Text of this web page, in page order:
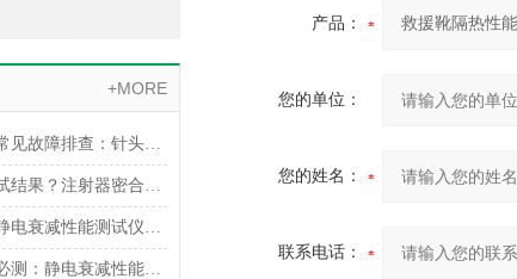
+MORE
百格刮擦测试仪常见故障排查：针头磨损与运动轨迹偏移
气源波动影响测试结果？注射器密合性正压测试仪的稳压设计分析
采购必读：选购静电衰减性能测试仪的5个核心参数与避坑指南
锂电池隔膜材料必测：静电衰减性能测试仪的操作难点突破
产品：
您的单位：
您的姓名：
联系电话：